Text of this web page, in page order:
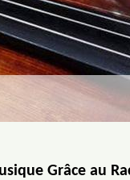
Grâce au